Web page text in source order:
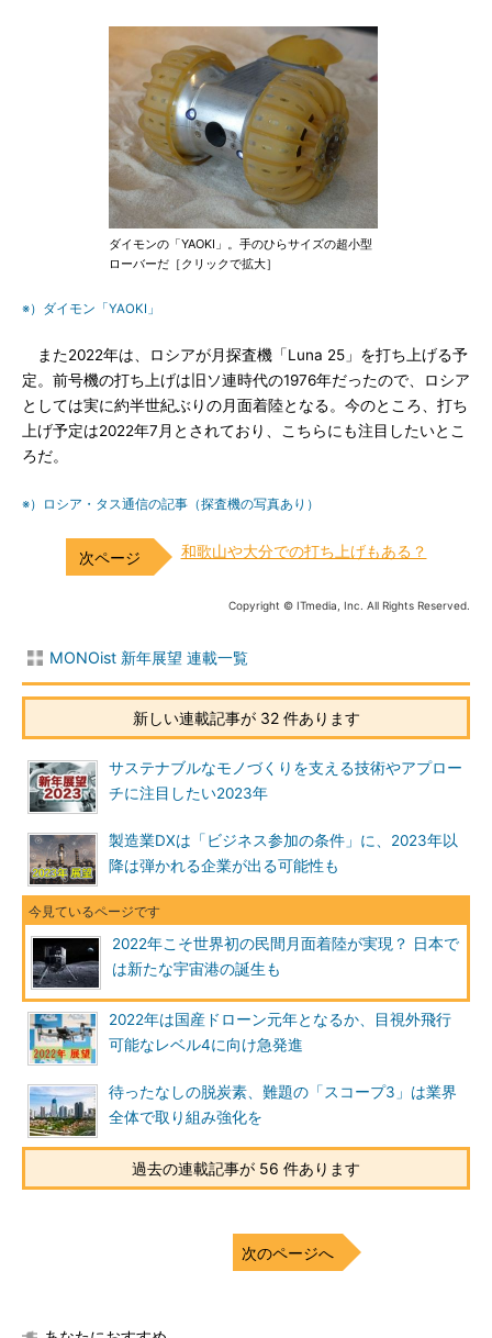
ダイモンの「YAOKI」。手のひらサイズの超小型
ローバーだ［クリックで拡大］
※）ダイモン「YAOKI」
また2022年は、ロシアが月探査機「Luna 25」を打ち上げる予
定。前号機の打ち上げは旧ソ連時代の1976年だったので、ロシア
としては実に約半世紀ぶりの月面着陸となる。今のところ、打ち
上げ予定は2022年7月とされており、こちらにも注目したいとこ
ろだ。
※）ロシア・タス通信の記事（探査機の写真あり）
和歌山や大分での打ち上げもある？
Copyright © ITmedia, Inc. All Rights Reserved.
MONOist 新年展望 連載一覧
新しい連載記事が 32 件あります
サステナブルなモノづくりを支える技術やアプロー
チに注目したい2023年
製造業DXは「ビジネス参加の条件」に、2023年以
降は弾かれる企業が出る可能性も
2022年こそ世界初の民間月面着陸が実現？ 日本で
は新たな宇宙港の誕生も
2022年は国産ドローン元年となるか、目視外飛行
可能なレベル4に向け急発進
待ったなしの脱炭素、難題の「スコープ3」は業界
全体で取り組み強化を
過去の連載記事が 56 件あります
次のページへ